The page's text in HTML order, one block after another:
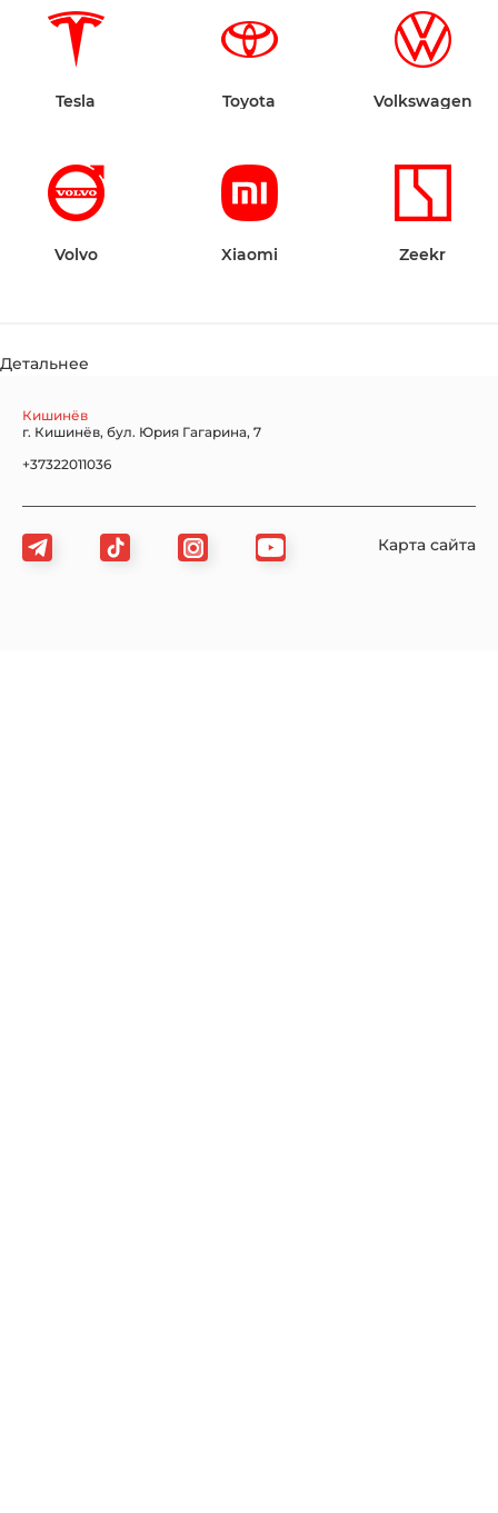
Tesla Toyota Volkswagen
Volvo Xiaomi Zeekr
Детальнее
Кишинёв
г. Кишинёв, бул. Юрия Гагарина, 7
+37322011036
Карта сайта